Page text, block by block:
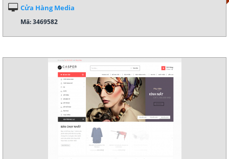
Cửa Hàng Media
Mã: 3469582
Chi tiết